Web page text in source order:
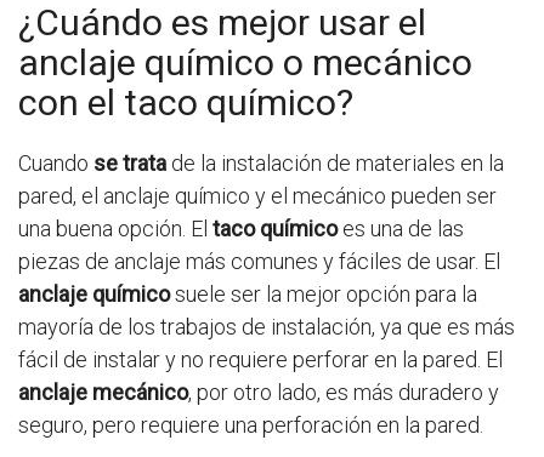
¿Cuándo es mejor usar el
anclaje químico o mecánico
con el taco químico?
Cuando se trata de la instalación de materiales en la
pared, el anclaje químico y el mecánico pueden ser
una buena opción. El taco químicoes una de las
piezas de anclaje más comunes y fáciles de usar. El
anclaje químicosuele ser la mejor opción para la
mayoría de los trabajos de instalación, ya que es más
fácil de instalar y no requiere perforar en la pared. El
anclaje mecánico, por otro lado, es más duradero y
seguro, pero requiere una perforación en la pared.